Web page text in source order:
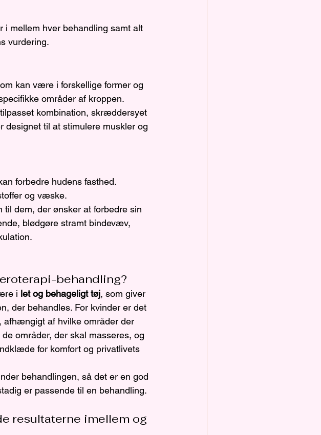
i mellem hver behandling samt alt
vurdering.
kan være i forskellige former og
områder af kroppen.
kombination, skræddersyet
designet til at stimulere muskler og
forbedre hudens fasthed.
og væske.
til dem, der ønsker at forbedre sin
blødgøre stramt bindevæv,
behandling?
i let og behageligt tøj, som giver
der behandles. For kvinder er det
afhængigt af hvilke områder der
områder, der skal masseres, og
for komfort og privatlivets
behandlingen, så det er en god
er passende til en behandling.
resultaterne imellem og